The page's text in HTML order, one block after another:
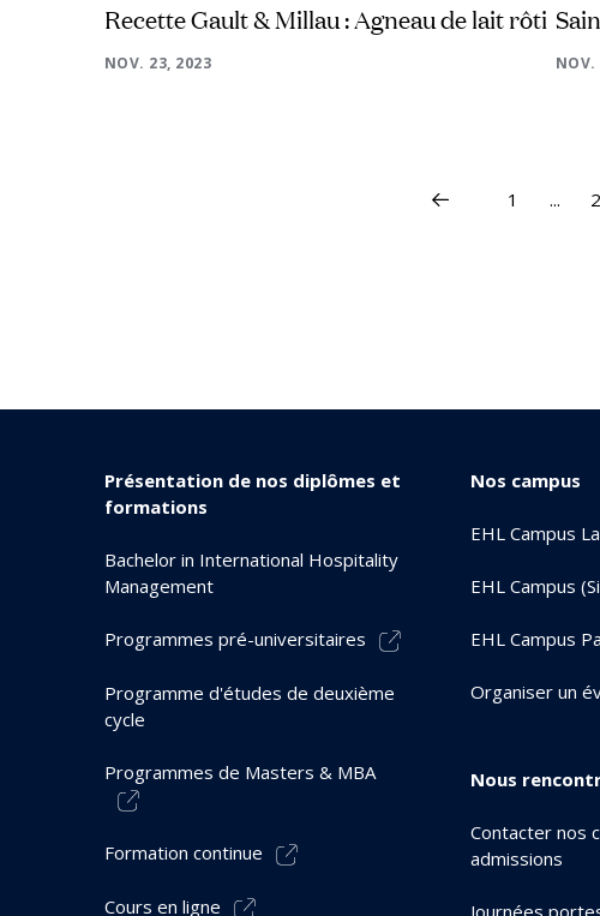
Recette Gault & Millau : Agneau de lait rôti
NOV. 23, 2023 NOV.
1 ... 2
Présentation de nos diplômes et
formations
Bachelor in International Hospitality
Management
Programmes pré-universitaires
Programme d'études de deuxième
cycle
Programmes de Masters & MBA
Formation continue
Cours en ligne
Nos campus
EHL Campus
EHL Campus
EHL Campus
Organiser un
Nous
Contacter nos
admissions
Journées